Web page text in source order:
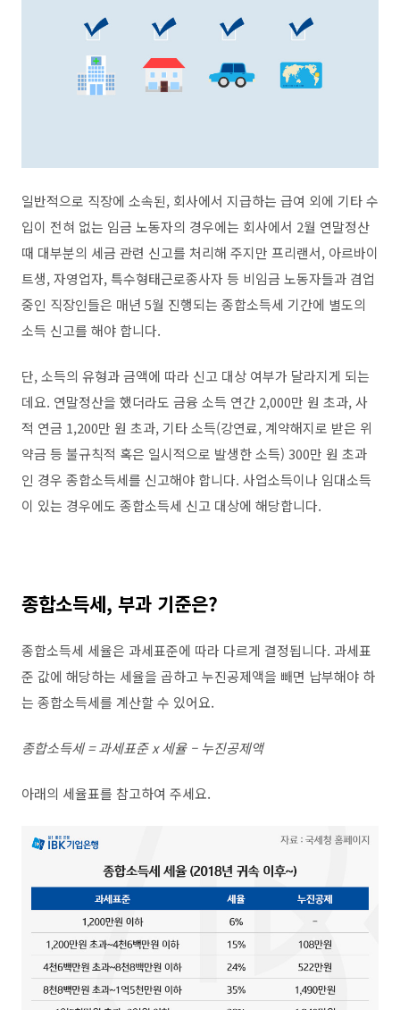
일반적으로 직장에 소속된, 회사에서 지급하는 급여 외에 기타 수
입이 전혀 없는 임금 노동자의 경우에는 회사에서 2월 연말정산
때 대부분의 세금 관련 신고를 처리해 주지만 프리랜서, 아르바이
트생,자영업자,특수형태근로종사자 등 비임금 노동자들과 겸업
중인 직장인들은 매년 5월 진행되는 종합소득세 기간에 별도의
소득 신고를 해야 합니다.
단,소득의 유형과 금액에 따라 신고 대상 여부가 달라지게 되는
데요. 연말정산을 했더라도 금융 소득 연간 2,000만 원 초과,사
적 연금 1,200만 원 초과,기타 소득(강연료, 계약해지로 받은 위
약금 등 불규칙적 혹은 일시적으로 발생한 소득) 300만 원 초과
인 경우 종합소득세를 신고해야 합니다. 사업소득이나 임대소득
이 있는 경우에도 종합소득세 신고 대상에 해당합니다.
종합소득세, 부과 기준은?
종합소득세 세율은 과세표준에 따라 다르게 결정됩니다. 과세표
준 값에 해당하는 세율을 곱하고 누진공제액을 빼면 납부해야 하
는 종합소득세를 계산할 수 있어요.
종합소득세=과세표준x세율– 누진공제액
아래의 세율표를 참고하여 주세요.